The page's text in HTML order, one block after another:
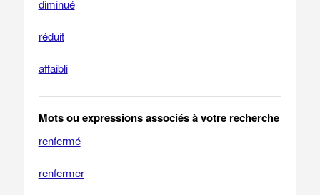
diminué
réduit
affaibli
Mots ou expressions associés à votre recherche
renfermé
renfermer